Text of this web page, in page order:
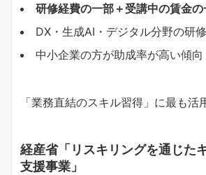
研修経費の一部＋受講中の賃金
DX・生成AI・デジタル分野の研
中小企業の方が助成率が高い傾向
「業務直結のスキル習得」に最も活
経産省「リスキリングを通じた
支援事業」